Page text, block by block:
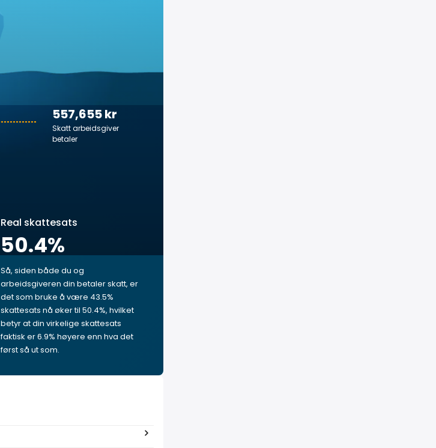
557,655 kr
Skatt arbeidsgiver
betaler
Real skattesats
50.4%
Så, siden både du og
arbeidsgiveren din betaler skatt, er
det som bruke å være 43.5%
skattesats nå øker til 50.4%, hvilket
betyr at din virkelige skattesats
faktisk er 6.9% høyere enn hva det
først så ut som.